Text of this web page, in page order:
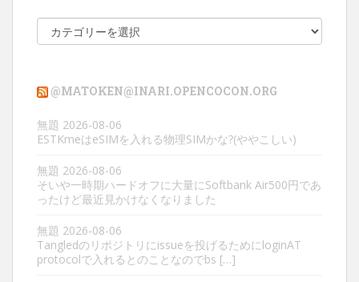
テ
ー
@MATOKEN@INARI.OPENCOCON.ORG
無題 2026-08-06
ESTKmeはeSIMを入れる物理SIMかな?(ややこしい)
無題 2026-08-06
そいや一時期ハードオフに大量にSoftbank Air500円であ
ったけど最近見かけなくなりました
無題 2026-08-06
Tangledのリポジトリにissueを投げるためにloginAT
protocolで入れるとのことなのでbs […]